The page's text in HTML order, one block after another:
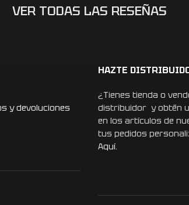
VER TODAS LAS RESEÑAS
y devoluciones
HAZTE
¿Tienes tienda o
distribuidor y obtén
en los artículos de
tus pedidos
Aquí.